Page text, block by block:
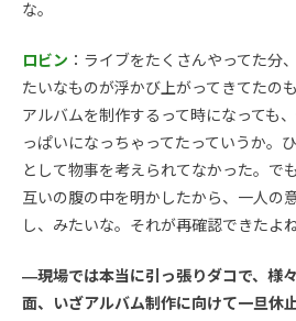
な。
ロビン ：ライブをたくさんやってた分
たいなものが浮かび上がってきてたの
アルバムを制作するって時になっても
っぱいになっちゃってたっていうか。
として物事を考えられてなかった。で
互いの腹の中を明かしたから、一人の
し、みたいな。それが再確認できたよね
―現場では本当に引っ張りダコで、様
面、いざアルバム制作に向けて一旦休